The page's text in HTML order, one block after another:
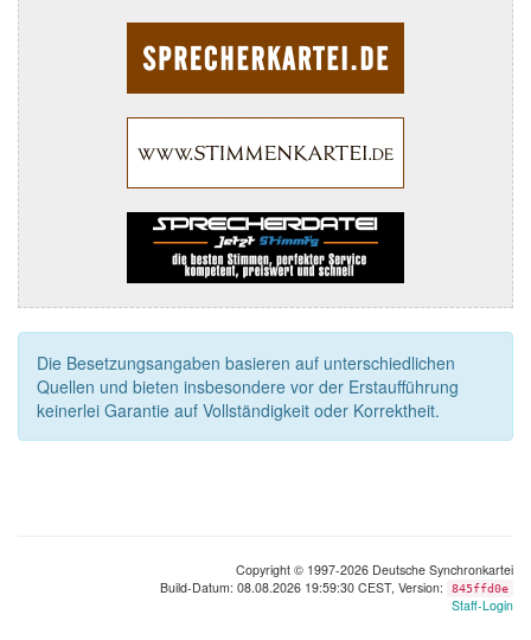
Die Besetzungsangaben basieren auf unterschiedlichen
Quellen und bieten insbesondere vor der Erstaufführung
keinerlei Garantie auf Vollständigkeit oder Korrektheit.
Copyright © 1997-2026 Deutsche Synchronkartei
Build-Datum: 08.08.2026 19:59:30 CEST, Version:
845ffd0e
Staff-Login